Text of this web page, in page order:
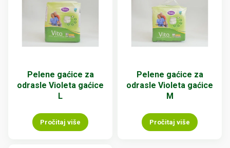
Pelene gaćice za
odrasle Violeta gaćice
L
Pročitaj više
Pelene gaćice za
odrasle Violeta gaćice
M
Pročitaj više